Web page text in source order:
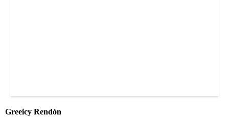
Greeicy Rendón